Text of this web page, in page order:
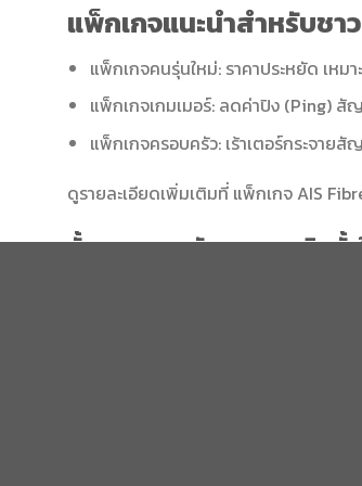
แพ็กเกจแนะนำสำหรับชา
แพ็กเกจคนรุ่นใหม่: ราคาประหยัด เห
แพ็กเกจเกมเมอร์: ลดค่าปิง (Ping) สั
แพ็กเกจครอบครัว: เร้าเตอร์กระจา
ดูรายละเอียดเพิ่มเติมที่ แพ็กเกจ AIS
ขั้นตอนการสมัครและการติดตั้ง